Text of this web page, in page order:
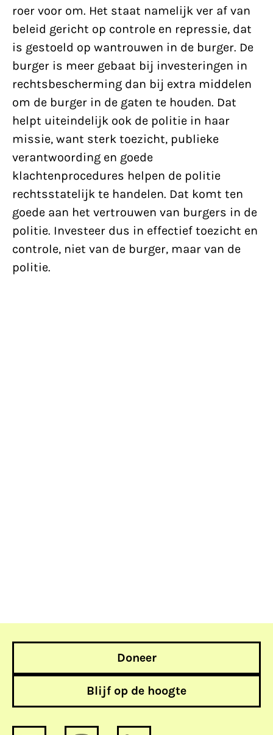
roer voor om. Het staat namelijk ver af van
beleid gericht op controle en repressie, dat
is gestoeld op wantrouwen in de burger. De
burger is meer gebaat bij investeringen in
rechtsbescherming dan bij extra middelen
om de burger in de gaten te houden. Dat
helpt uiteindelijk ook de politie in haar
missie, want sterk toezicht, publieke
verantwoording en goede
klachtenprocedures helpen de politie
rechtsstatelijk te handelen. Dat komt ten
goede aan het vertrouwen van burgers in de
politie. Investeer dus in effectief toezicht en
controle, niet van de burger, maar van de
politie.
Doneer
Blijf op de hoogte